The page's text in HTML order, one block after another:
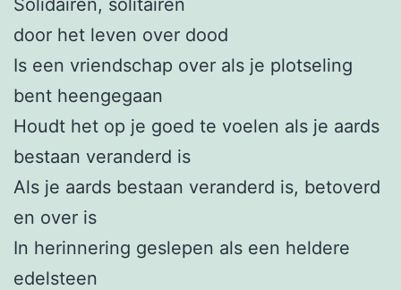
door het leven over dood
Is een vriendschap over als je plotseling
bent heengegaan
Houdt het op je goed te voelen als je aards
bestaan veranderd is
Als je aards bestaan veranderd is, betoverd
en over is
In herinnering geslepen als een heldere
edelsteen